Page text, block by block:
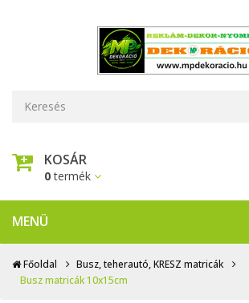
KOSÁR
0termék
MENÜ
Főoldal
Busz, teherautó, KRESZ matricák
Busz matricák 10x15cm